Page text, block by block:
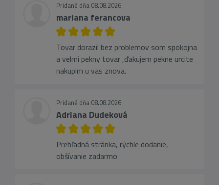
Pridané dňa 08.08.2026
mariana ferancova
Tovar dorazil bez problemov som spokojna
a velmi pekny tovar ,ďakujem pekne urcite
nakupim u vas znova.
Pridané dňa 08.08.2026
Adriana Dudeková
Prehľadná stránka, rýchle dodanie,
obšívanie zadarmo